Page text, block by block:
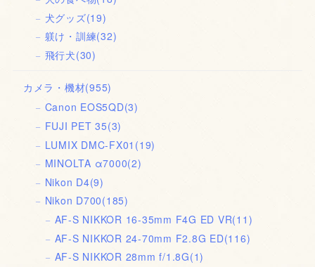
犬グッズ(19)
躾け・訓練(32)
飛行犬(30)
カメラ・機材(955)
Canon EOS5QD(3)
FUJI PET 35(3)
LUMIX DMC-FX01 (19)
MINOLTA α7000(2)
Nikon D4(9)
Nikon D700(185)
AF-S NIKKOR 16-35mm F4G ED VR(11)
AF-S NIKKOR 24-70mm F2.8G ED(116)
AF-S NIKKOR 28mm f/1.8G(1)